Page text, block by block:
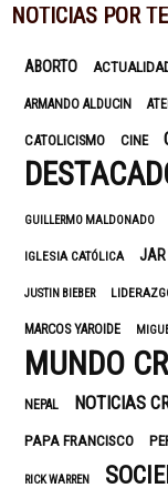
NOTICIAS POR
ABORTO
ARMANDO ALDUCIN
CATOLICISMO CINE
GUILLERMO MALDONADO
IGLESIA CATÓLICA JAR
JUSTIN BIEBER
MARCOS YAROIDE
MUNDO
NEPAL NOTICIAS
PAPA FRANCISCO
RICK WARREN